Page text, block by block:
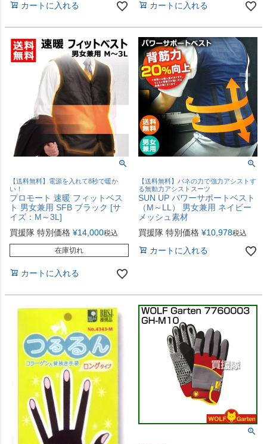
カートに入れる カートに入れる
【送料無料】電源を入れて8秒で暖か
い！
プロモート 速暖 フィットベス
ト 男女兼用 SFB ブラック [サ
イズ：M～3L]
買援隊 特別価格 ¥14,000税込
在庫切れ
カートに入れる
【送料無料】バネの力で強力アシストす
る無動力アシストスーツ
SUN UP パワーサポートベスト
（M～LL） 男女兼用 ネイビー
メッシュ素材
買援隊 特別価格 ¥10,978税込
カートに入れる